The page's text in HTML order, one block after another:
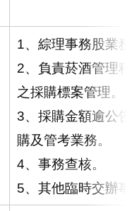
1、綜理事務股業務
2、負責菸酒管理科
之採購標案管理。
3、採購金額逾公告
購及管考業務。
4、事務查核。
5、其他臨時交辦事